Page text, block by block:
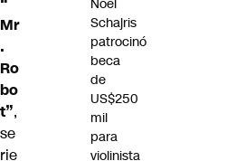
Mr
.
Ro
bo
t”,
se
rie
Noel
Schajris
patrocinó
beca
de
US$250
mil
para
violinista